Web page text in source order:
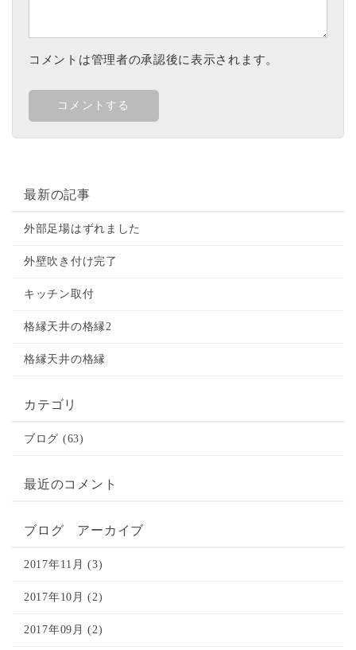
コメントは管理者の承認後に表示されます。
最新の記事
外部足場はずれました
外壁吹き付け完了
キッチン取付
格縁天井の格縁2
格縁天井の格縁
カテゴリ
ブログ (63)
最近のコメント
ブログ アーカイブ
2017年11月 (3)
2017年10月 (2)
2017年09月 (2)